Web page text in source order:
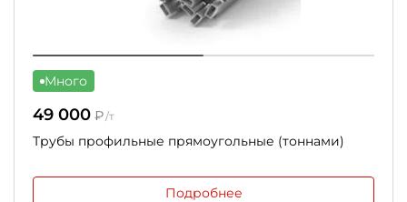
Много
49 000 ₽/т
Трубы профильные прямоугольные (тоннами)
Подробнее